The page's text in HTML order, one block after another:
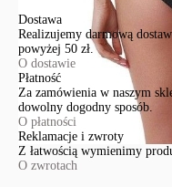
Dostawa
Realizujemy darmową
powyżej 50 zł.
O dostawie
Płatność
Za zamówienia w naszym
dowolny dogodny sposób.
O płatności
Reklamacje i zwroty
Z łatwością wymienimy
O zwrotach